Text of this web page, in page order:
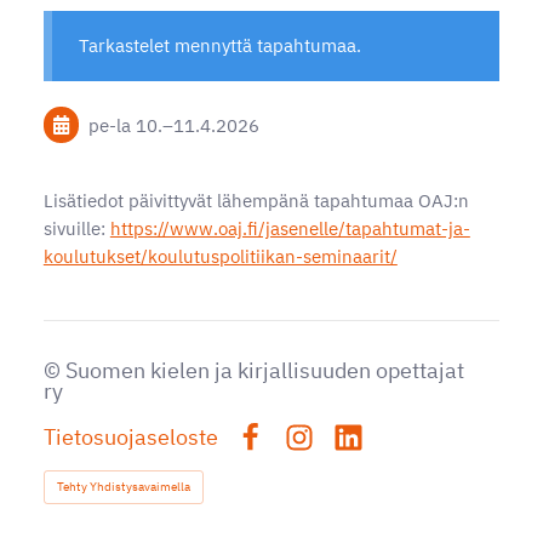
Tarkastelet mennyttä tapahtumaa.
pe-la 10.–11.4.2026
Lisätiedot päivittyvät lähempänä tapahtumaa OAJ:n
sivuille: https://www.oaj.fi/jasenelle/tapahtumat-ja-
koulutukset/koulutuspolitiikan-seminaarit/
© Suomen kielen ja kirjallisuuden opettajat
ry
Tietosuojaseloste
Tehty Yhdistysavaimella